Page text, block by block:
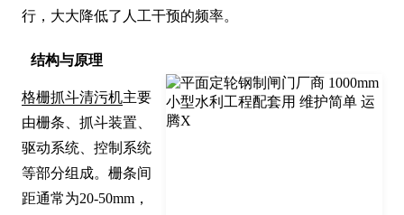
行，大大降低了人工干预的频率。
结构与原理
格栅抓斗清污机主要
由栅条、抓斗装置、
驱动系统、控制系统
等部分组成。栅条间
距通常为20-50mm，